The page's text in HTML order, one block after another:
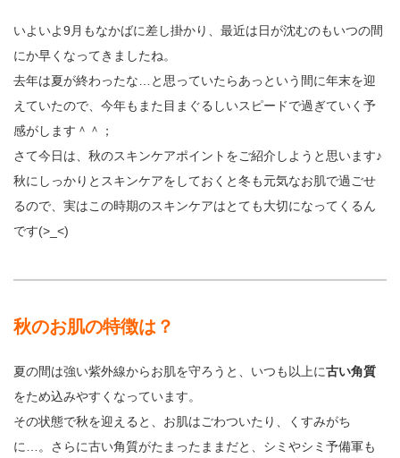
いよいよ9月もなかばに差し掛かり、最近は日が沈むのもいつの間
にか早くなってきましたね。
去年は夏が終わったな…と思っていたらあっという間に年末を迎
えていたので、今年もまた目まぐるしいスピードで過ぎていく予
感がします＾＾；
さて今日は、秋のスキンケアポイントをご紹介しようと思います♪
秋にしっかりとスキンケアをしておくと冬も元気なお肌で過ごせ
るので、実はこの時期のスキンケアはとても大切になってくるん
です(>_<)
秋のお肌の特徴は？
夏の間は強い紫外線からお肌を守ろうと、いつも以上に古い角質
をため込みやすくなっています。
その状態で秋を迎えると、お肌はごわついたり、くすみがち
に…。さらに古い角質がたまったままだと、シミやシミ予備軍も